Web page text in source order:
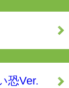
恐Ver.